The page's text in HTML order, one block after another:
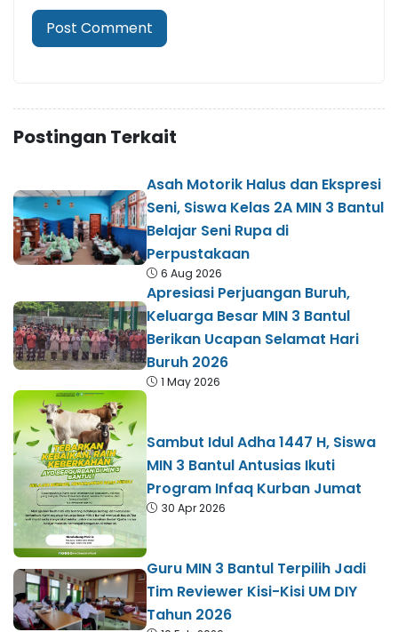
Postingan Terkait
Asah Motorik Halus dan Ekspresi
Seni, Siswa Kelas 2A MIN 3 Bantul
Belajar Seni Rupa di
Perpustakaan
6 Aug 2026
Apresiasi Perjuangan Buruh,
Keluarga Besar MIN 3 Bantul
Berikan Ucapan Selamat Hari
Buruh 2026
1 May 2026
Sambut Idul Adha 1447 H, Siswa
MIN 3 Bantul Antusias Ikuti
Program Infaq Kurban Jumat
30 Apr 2026
Guru MIN 3 Bantul Terpilih Jadi
Tim Reviewer Kisi-Kisi UM DIY
Tahun 2026